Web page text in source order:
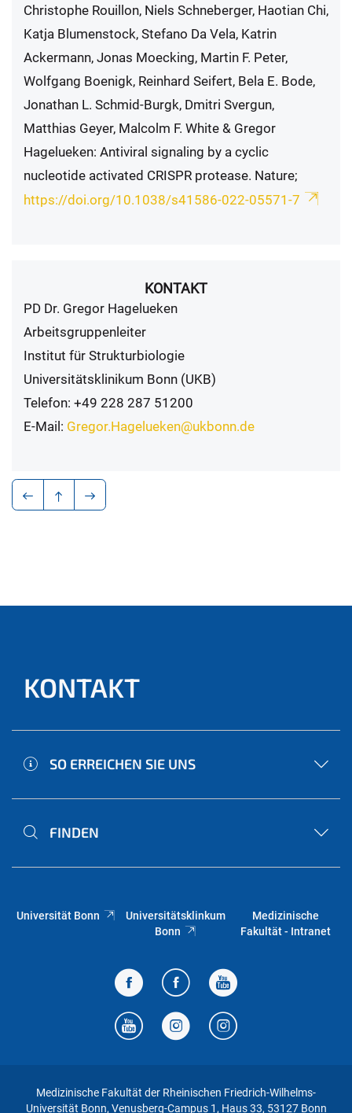
Christophe Rouillon, Niels Schneberger, Haotian Chi,
Katja Blumenstock, Stefano Da Vela, Katrin
Ackermann, Jonas Moecking, Martin F. Peter,
Wolfgang Boenigk, Reinhard Seifert, Bela E. Bode,
Jonathan L. Schmid-Burgk, Dmitri Svergun,
Matthias Geyer, Malcolm F. White & Gregor
Hagelueken: Antiviral signaling by a cyclic
nucleotide activated CRISPR protease. Nature;
https://doi.org/10.1038/s41586-022-05571-7
KONTAKT
PD Dr. Gregor Hagelueken
Arbeitsgruppenleiter
Institut für Strukturbiologie
Universitätsklinikum Bonn (UKB)
Telefon: +49 228 287 51200
E-Mail: Gregor.Hagelueken@ukbonn.de
KONTAKT
SO ERREICHEN SIE UNS
FINDEN
Universität Bonn
Universitätsklinkum
Bonn
Medizinische
Fakultät - Intranet
Medizinische Fakultät der Rheinischen Friedrich-Wilhelms-
Universität Bonn, Venusberg-Campus 1, Haus 33, 53127 Bonn